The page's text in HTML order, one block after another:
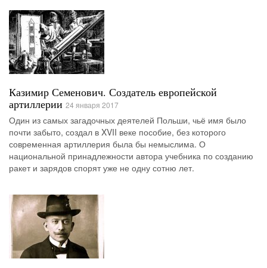
Казимир Семенович. Создатель европейской
артиллерии 24 января 2017
Один из самых загадочных деятелей Польши, чьё имя было
почти забыто, создал в XVII веке пособие, без которого
современная артиллерия была бы немыслима. О
национальной принадлежности автора учебника по созданию
ракет и зарядов спорят уже не одну сотню лет.